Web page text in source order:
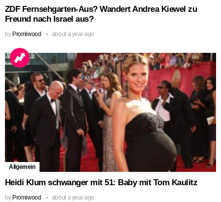
ZDF Fernsehgarten-Aus? Wandert Andrea Kiewel zu
Freund nach Israel aus?
by Promiwood about a year ago
Allgemein
Heidi Klum schwanger mit 51: Baby mit Tom Kaulitz
by Promiwood about a year ago